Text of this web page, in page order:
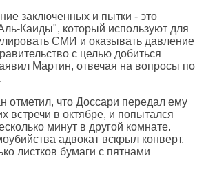
заключенных и пытки - это
Каиды", который используют для
СМИ и оказывать давление
с целью добиться
Мартин, отвечая на вопросы по
отметил, что Доссари передал ему
встречи в октябре, и попытался
минут в другой комнате.
адвокат вскрыл конверт,
листков бумаги с пятнами